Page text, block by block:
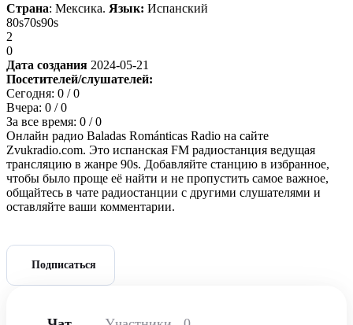
Страна: Мексика. Язык: Испанский
80s70s90s
2
0
Дата создания 2024-05-21
Посетителей/слушателей:
Сегодня: 0 / 0
Вчера: 0 / 0
За все время: 0 / 0
Онлайн радио Baladas Románticas Radio на сайте
Zvukradio.com. Это испанская FM радиостанция ведущая
трансляцию в жанре 90s. Добавляйте станцию в избранное,
чтобы было проще её найти и не пропустить самое важное,
общайтесь в чате радиостанции с другими слушателями и
оставляйте ваши комментарии.
Подписаться